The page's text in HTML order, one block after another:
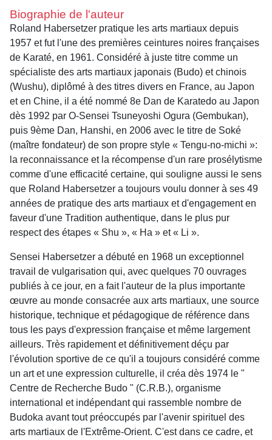
Biographie de l'auteur
Roland Habersetzer pratique les arts martiaux depuis
1957 et fut l'une des premières ceintures noires françaises
de Karaté, en 1961. Considéré à juste titre comme un
spécialiste des arts martiaux japonais (Budo) et chinois
(Wushu), diplômé à des titres divers en France, au Japon
et en Chine, il a été nommé 8e Dan de Karatedo au Japon
dès 1992 par O-Sensei Tsuneyoshi Ogura (Gembukan),
puis 9ème Dan, Hanshi, en 2006 avec le titre de Soké
(maître fondateur) de son propre style « Tengu-no-michi »:
la reconnaissance et la récompense d'un rare prosélytisme
comme d'une efficacité certaine, qui souligne aussi le sens
que Roland Habersetzer a toujours voulu donner à ses 49
années de pratique des arts martiaux et d'engagement en
faveur d'une Tradition authentique, dans le plus pur
respect des étapes « Shu », « Ha » et « Li ».
Sensei Habersetzer a débuté en 1968 un exceptionnel
travail de vulgarisation qui, avec quelques 70 ouvrages
publiés à ce jour, en a fait l'auteur de la plus importante
œuvre au monde consacrée aux arts martiaux, une source
historique, technique et pédagogique de référence dans
tous les pays d'expression française et même largement
ailleurs. Très rapidement et définitivement déçu par
l'évolution sportive de ce qu'il a toujours considéré comme
un art et une expression culturelle, il créa dès 1974 le "
Centre de Recherche Budo " (C.R.B.), organisme
international et indépendant qui rassemble nombre de
Budoka avant tout préoccupés par l'avenir spirituel des
arts martiaux de l'Extrême-Orient. C'est dans ce cadre, et